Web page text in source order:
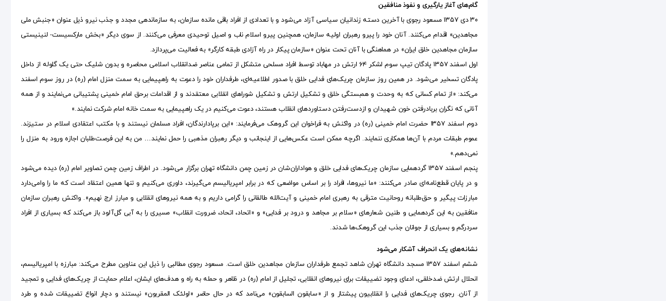
گام‌های آغاز یارگیری و نفوذ منافقین
۳۰ دی ۱۳۵۷ مسعود رجوی با آخرین دسته زندانیان سیاسی آزاد می‌شود و با تعدادی از افراد باقی مانده سازمان، به سازماندهی مجدد و جذب نیرو ذیل عنوان «جنبش ملی
مجاهدین» اقدام می‌کنند. آنان خود را پیرو رهبران اولیه سازمان، همچنین پیرو اسلام ناب و اصیل توحیدی معرفی می‌کنند. از سوی دیگر «بخش مارکسیست- لنینیستی
سازمان مجاهدین خلق ایران» در هماهنگی با آنان تحت عنوان «سازمان پیکار در راه آزادی طبقه کارگر» به فعالیت می‌پردازد.
اول اسفند ۱۳۵۷ پادگان تیپ سوم لشکر ۶۴ ارتش در مهاباد توسط افراد مسلحی متشکل از تمامی عناصر ضدانقلاب اسلامی محاصره و بدون شلیک حتی یک گلوله از داخل
پادگان تسخیر می‌شود. در همین روز سازمان چریک‌های فدایی خلق با صدور اطلاعیه‌ای، طرفداران خود را دعوت به راهپیمایی به سمت منزل امام (ره) در روز سوم اسفند
می‌کند: «از تمام کسانی که به وحدت و همبستگی خلق و تشکیل ارتش و تشکیل شورا‌های انقلابی معتقدند و از اقدامات برحق امام خمینی پشتیبانی می‌نمایند و از همه
آنانی که نگران بر‌باد‌رفتن خون شهیدان و ازدست‌رفتن دستاورد‌های انقلاب هستند، دعوت می‌کنیم در یک راهپیمایی به سمت خانه امام شرکت نمایند.»
دوم اسفند ۱۳۵۷ حضرت امام خمینی (ره) در واکنش به فراخوان این گروهک می‌فرمایند: «این برپادارندگان، افراد مسلمان نیستند و با مکتب اعتقادی اسلام در ستیزند.
عموم طبقات مردم با آن‌ها همکاری ننمایند. اگرچه ممکن است عکس‌هایی از اینجانب و دیگر رهبران مذهبی را حمل نمایند… من به این فرصت‌طلبان اجازه ورود به منزل را
نمی‌دهم.»
پنجم اسفند ۱۳۵۷ گردهمایی سازمان چریک‌های فدایی خلق و هواداران‌شان در زمین چمن دانشگاه تهران برگزار می‌شود. در اطراف زمین چمن تصاویر امام (ره) دیده می‌شود
و در پایان قطع‌نامه‌ای صادر می‌کنند: «ما نیروها، افراد را بر اساس مواضعی که در برابر امپریالیسم می‌گیرند، داوری می‌کنیم و تنها همین اعتقاد است که ما را وامی‌دارد
مبارزات پیگیر و حق‌طلبانه روحانیت مترقی به رهبری امام خمینی و آیت‌الله طالقانی را گرامی داریم و به همه نیرو‌های انقلابی و مبارز ارج نهیم». واکنش رهبران سازمان
منافقین به این گردهمایی و طنین شعار‌های «سلام بر مجاهد و درود بر فدایی» و «اتحاد، اتحاد، ضرورت انقلاب» مسیری را به آبی گل‌آلود باز می‌کند که بسیاری از افراد
سردرگم و بسیاری از جوانان جذب این گروهک‌ها شدند.
نشانه‌های یک انحراف آشکار می‌شود
ششم اسفند ۱۳۵۷ مسجد دانشگاه تهران شاهد تجمع طرفداران سازمان مجاهدین خلق است. مسعود رجوی مطالبی را ذیل این عناوین مطرح می‌کند: مبارزه با امپریالیسم،
انحلال ارتش ضدخلقی، ادعای وجود تضییقات برای نیرو‌های انقلابی، تجلیل از امام (ره) در ظاهر و حمله به راه و هدف‌های ایشان، اعلام حمایت از چریک‌های فدایی و تمجید
از آنان. رجوی چریک‌های فدایی را انقلابیون پیشتاز و از «سابقون السابقون» می‌نامد که در حال حاضر «اولئک المقربون» نیستند و دچار انواع تضییقات شده و طرد